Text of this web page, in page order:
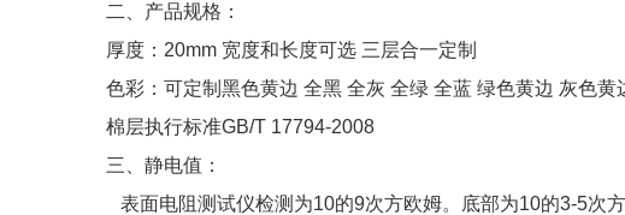
二、产品规格：
厚度：20mm 宽度和长度可选 三层合一定制
色彩：可定制黑色黄边 全黑 全灰 全绿 全蓝 绿色黄边 灰色黄
棉层执行标准GB/T 17794-2008
三、静电值：
表面电阻测试仪检测为10的9次方欧姆。底部为10的3-5次